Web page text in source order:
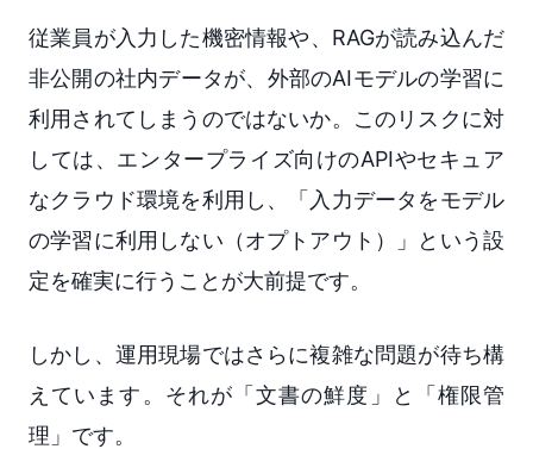
従業員が入力した機密情報や、RAGが読み込んだ
非公開の社内データが、外部のAIモデルの学習に
利用されてしまうのではないか。このリスクに対
しては、エンタープライズ向けのAPIやセキュア
なクラウド環境を利用し、「入力データをモデル
の学習に利用しない（オプトアウト）」という設
定を確実に行うことが大前提です。
しかし、運用現場ではさらに複雑な問題が待ち構
えています。それが「文書の鮮度」と「権限管
理」です。